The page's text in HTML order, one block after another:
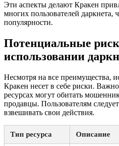
Эти аспекты делают Кракен
многих пользователей даркнета,
популярности.
Потенциальные
использовании
Несмотря на все преимущества,
Кракен несет в себе риски.
ресурсах могут обитать
продавцы. Пользователям
взвешивать свои действия.
Тип ресурса Описание